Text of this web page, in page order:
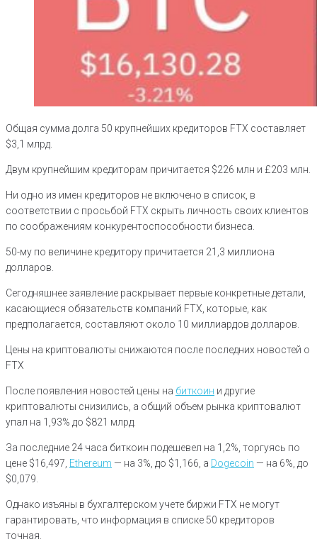
Общая сумма долга 50 крупнейших кредиторов FTX составляет
$3,1 млрд.
Двум крупнейшим кредиторам причитается $226 млн и £203 млн.
Ни одно из имен кредиторов не включено в список, в
соответствии с просьбой FTX скрыть личность своих клиентов
по соображениям конкурентоспособности бизнеса.
50-му по величине кредитору причитается 21,3 миллиона
долларов.
Сегодняшнее заявление раскрывает первые конкретные детали,
касающиеся обязательств компаний FTX, которые, как
предполагается, составляют около 10 миллиардов долларов.
Цены на криптовалюты снижаются после последних новостей о
FTX
После появления новостей цены на биткоин и другие
криптовалюты снизились, а общий объем рынка криптовалют
упал на 1,93% до $821 млрд.
За последние 24 часа биткоин подешевел на 1,2%, торгуясь по
цене $16,497, Ethereum — на 3%, до $1,166, а Dogecoin — на 6%, до
$0,079.
Однако изъяны в бухгалтерском учете биржи FTX не могут
гарантировать, что информация в списке 50 кредиторов
точная.